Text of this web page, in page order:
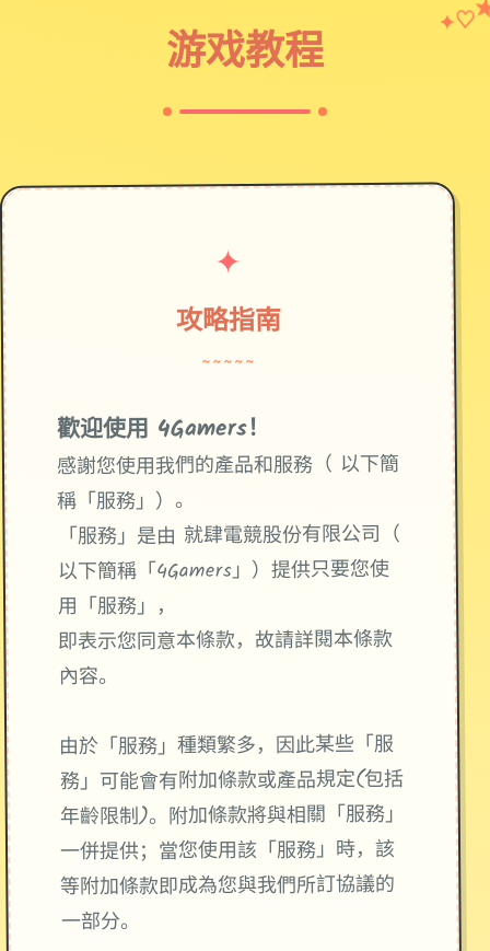
游戏教程
✦♡
✦
攻略指南
~~~~~
歡迎使用 4Gamers！
感謝您使用我們的產品和服務（ 以下簡
稱「服務」）。
「服務」是由 就肆電競股份有限公司（
以下簡稱「4Gamers」）提供只要您使
用「服務」，
即表示您同意本條款，故請詳閱本條款
內容。
由於「服務」種類繁多，因此某些「服
務」可能會有附加條款或產品規定(包括
年齡限制)。附加條款將與相關「服務」
一併提供；當您使用該「服務」時，該
等附加條款即成為您與我們所訂協議的
一部分。